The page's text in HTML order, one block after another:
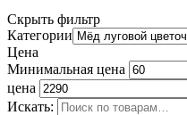
Скрыть фильтр
Категории
Цена
Минимальная цена
цена
Искать: